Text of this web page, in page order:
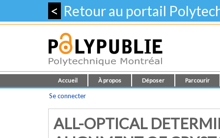
< Retour au portail
Accueil À propos Déposer Parcourir
Se connecter
ALL-OPTICAL